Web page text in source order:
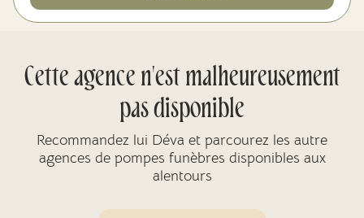
Cette agence n'est malheureusement
pas disponible
Recommandez lui Déva et parcourez les autre
agences de pompes funèbres disponibles aux
alentours